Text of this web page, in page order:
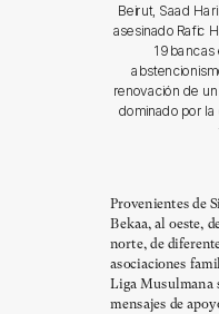
Beirut, Saad
asesinado Rafic
19 bancas
renovación de
dominado por
Provenientes de
Bekaa, al oeste,
norte, de
asociaciones
Liga Musulmana
mensajes de